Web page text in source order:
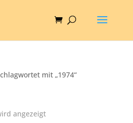
mit „1974“
angezeigt